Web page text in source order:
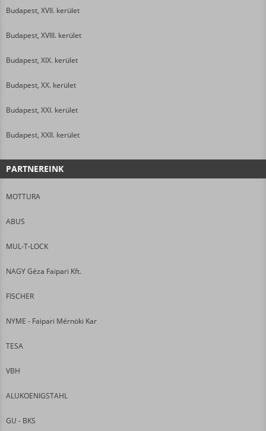
Budapest, XVII. kerület
Budapest, XVIII. kerület
Budapest, XIX. kerület
Budapest, XX. kerület
Budapest, XXI. kerület
Budapest, XXII. kerület
PARTNEREINK
MOTTURA
ABUS
MUL-T-LOCK
NAGY Géza Faipari Kft.
FISCHER
NYME - Faipari Mérnöki Kar
TESA
VBH
ALUKOENIGSTAHL
GU - BKS